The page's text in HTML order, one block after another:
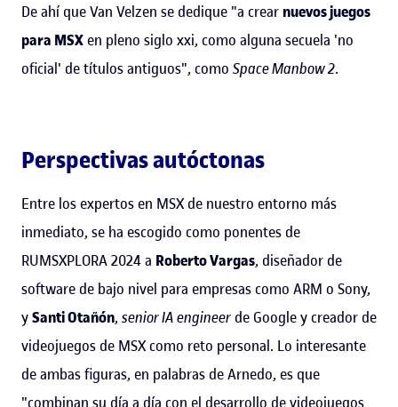
De ahí que Van Velzen se dedique "a crear nuevos juegos
para MSXen pleno siglo xxi, como alguna secuela 'no
oficial' de títulos antiguos", como Space Manbow 2.
Perspectivas autóctonas
Entre los expertos en MSX de nuestro entorno más
inmediato, se ha escogido como ponentes de
RUMSXPLORA 2024 a Roberto Vargas, diseñador de
software de bajo nivel para empresas como ARM o Sony,
ySanti Otañón, senior IA engineer de Google y creador de
videojuegos de MSX como reto personal. Lo interesante
de ambas figuras, en palabras de Arnedo, es que
"combinan su día a día con el desarrollo de videojuegos